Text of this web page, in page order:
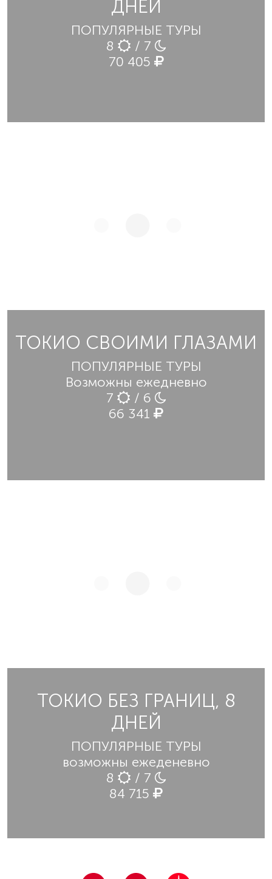
ДНЕЙ
ПОПУЛЯРНЫЕ ТУРЫ
8
/ 7
70 405
ТОКИО СВОИМИ ГЛАЗАМИ
ПОПУЛЯРНЫЕ ТУРЫ
Возможны ежедневно
7
/ 6
66 341
ТОКИО БЕЗ ГРАНИЦ, 8
ДНЕЙ
ПОПУЛЯРНЫЕ ТУРЫ
возможны ежеденевно
8
/ 7
84 715